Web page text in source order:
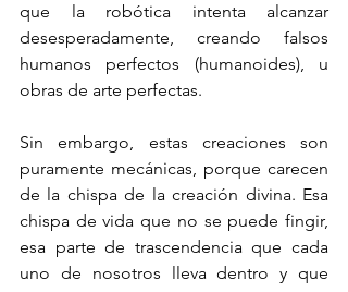
que la robótica intenta alcanzar
desesperadamente, creando falsos
humanos perfectos (humanoides), u
obras de arte perfectas.
Sin embargo, estas creaciones son
puramente mecánicas, porque carecen
de la chispa de la creación divina. Esa
chispa de vida que no se puede fingir,
esa parte de trascendencia que cada
uno de nosotros lleva dentro y que